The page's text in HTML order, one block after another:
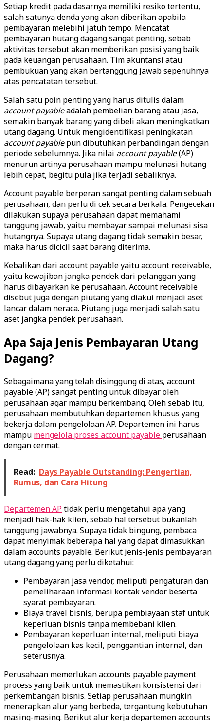
Setiap kredit pada dasarnya memiliki resiko tertentu,
salah satunya denda yang akan diberikan apabila
pembayaran melebihi jatuh tempo. Mencatat
pembayaran hutang dagang sangat penting, sebab
aktivitas tersebut akan memberikan posisi yang baik
pada keuangan perusahaan. Tim akuntansi atau
pembukuan yang akan bertanggung jawab sepenuhnya
atas pencatatan tersebut.
Salah satu poin penting yang harus ditulis dalam
account payableadalah pembelian barang atau jasa,
semakin banyak barang yang dibeli akan meningkatkan
utang dagang. Untuk mengidentifikasi peningkatan
account payablepun dibutuhkan perbandingan dengan
periode sebelumnya. Jika nilai account payable(AP)
menurun artinya perusahaan mampu melunasi hutang
lebih cepat, begitu pula jika terjadi sebaliknya.
Account payable berperan sangat penting dalam sebuah
perusahaan, dan perlu di cek secara berkala. Pengecekan
dilakukan supaya perusahaan dapat memahami
tanggung jawab, yaitu membayar sampai melunasi sisa
hutangnya. Supaya utang dagang tidak semakin besar,
maka harus dicicil saat barang diterima.
Kebalikan dari account payable yaitu account receivable,
yaitu kewajiban jangka pendek dari pelanggan yang
harus dibayarkan ke perusahaan. Account receivable
disebut juga dengan piutang yang diakui menjadi aset
lancar dalam neraca. Piutang juga menjadi salah satu
aset jangka pendek perusahaan.
Apa Saja Jenis Pembayaran Utang
Dagang?
Sebagaimana yang telah disinggung di atas, account
payable (AP) sangat penting untuk dibayar oleh
perusahaan agar mampu berkembang. Oleh sebab itu,
perusahaan membutuhkan departemen khusus yang
bekerja dalam pengelolaan AP. Departemen ini harus
mampu mengelola proses account payable perusahaan
dengan cermat.
Read: Days Payable Outstanding: Pengertian,
Rumus, dan Cara Hitung
Departemen AP tidak perlu mengetahui apa yang
menjadi hak-hak klien, sebab hal tersebut bukanlah
tanggung jawabnya. Supaya tidak bingung, pembaca
dapat menyimak beberapa hal yang dapat dimasukkan
dalam accounts payable. Berikut jenis-jenis pembayaran
utang dagang yang perlu diketahui:
Pembayaran jasa vendor, meliputi pengaturan dan
pemeliharaan informasi kontak vendor beserta
syarat pembayaran.
Biaya travel bisnis, berupa pembiayaan staf untuk
keperluan bisnis tanpa membebani klien.
Pembayaran keperluan internal, meliputi biaya
pengelolaan kas kecil, penggantian internal, dan
seterusnya.
Perusahaan memerlukan accounts payable payment
process yang baik untuk memastikan konsistensi dari
perkembangan bisnis. Setiap perusahaan mungkin
menerapkan alur yang berbeda, tergantung kebutuhan
masing-masing. Berikut alur kerja departemen accounts